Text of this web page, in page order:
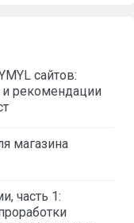
сайтов:
и рекомендации
магазина
часть 1: